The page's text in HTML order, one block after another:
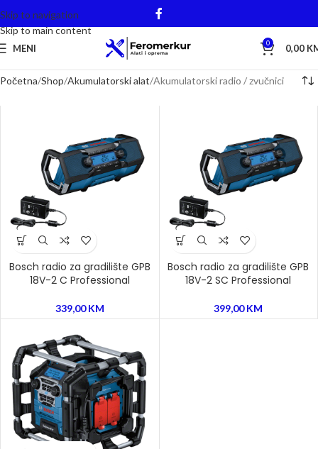
Skip to navigation
Skip to main content
MENI 0 0,00
Početna Shop Akumulatorski alat Akumulatorski radio / zvučnici
Bosch radio za gradilište GPB
18V-2 C Professional
339,00KM
Bosch radio za gradilište GPB
18V-2 SC Professional
399,00KM